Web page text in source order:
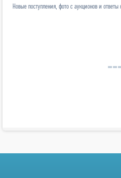
Новые поступления, фото с аукционов и